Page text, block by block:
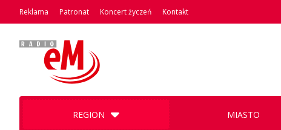
Reklama Patronat Koncert życzeń Kontakt
REGION MIASTO